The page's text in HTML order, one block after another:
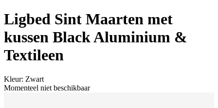
Ligbed Sint Maarten met
kussen Black Aluminium &
Textileen
Kleur: Zwart
Momenteel niet beschikbaar